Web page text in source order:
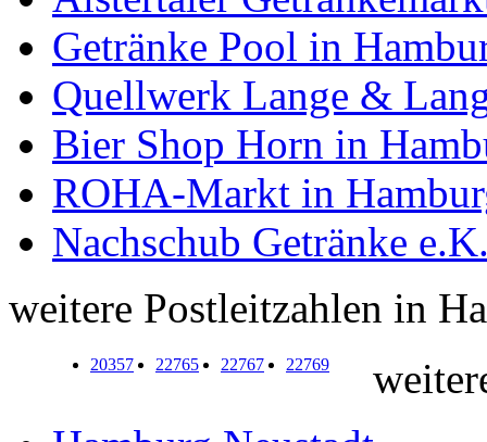
Getränke Pool in
Quellwerk Lange &
Bier Shop Horn in
ROHA-Markt in
Nachschub Getränke
weitere Postleitzahlen in
20357 22765 22767 22769